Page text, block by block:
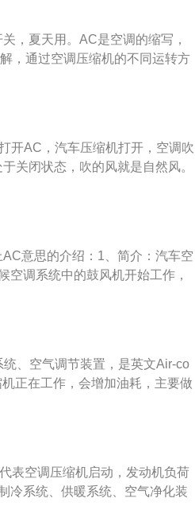
耗，也能够使车内的环境更加舒
安全行车起到重要作用的通风装
能使用，冬天开空调不使用这个
，夏天用。AC是空调的缩写，
，通过空调压缩机的不同运转方
的双重涵义。但在汽车上，由于
空调压缩机始终处于工作状
用暖风时，须将AC开关关掉，以
额外的费油现象。
开AC，汽车压缩机打开，空调吹
关闭状态，吹的风就是自然风。
理解为冷风。AC开关控制电磁
缩机打开，空调吹的风就是冷
吹的风就是自然风。AC开关控
的情况下打开电磁离合器，也就
车吹出的风为冷风。汽车空调使
度开的不要太低，车内温度与车
暖气时将出风口向下。
意思的介绍：1、简介：汽车空
空调系统中的鼓风机开始工作，
，因为空调压缩机还没有开始工
到指令就开始工作，这个时候汽
、空气调节装置，是英文Air-co
正在工作，会增加油耗，主要做
分为冷抄空调和热空调，热空
才能制冷产生冷气。因此AC开
型会多一个AUTO键，它是自动
温度传感器自动识别需要开暖风
可道以省去不少设置的麻烦，使
表空调压缩机启动，发动机负荷
冷系统、供暖系统、空气净化装